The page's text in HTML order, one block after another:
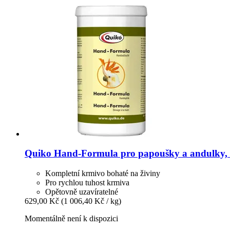
Quiko Hand-​Formula pro papoušky a andulky,
Kompletní krmivo bohaté na živiny
Pro rychlou tuhost krmiva
Opětovně uzavíratelné
629,00 Kč (1 006,40 Kč / kg)
Momentálně není k dispozici